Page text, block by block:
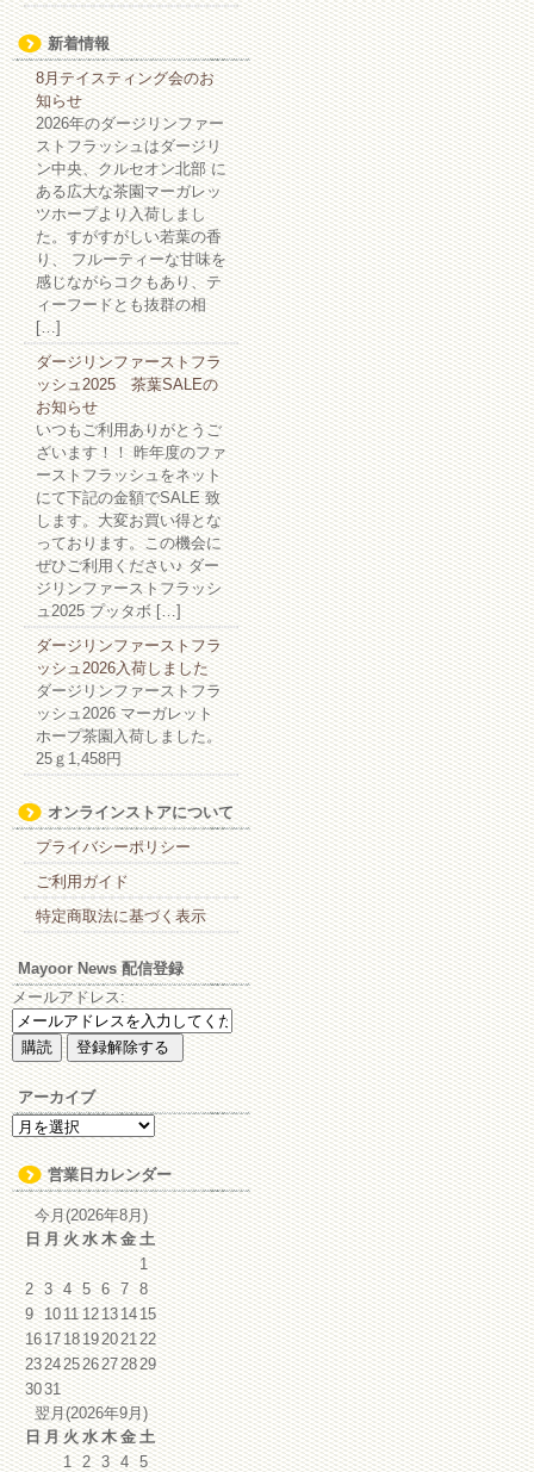
新着情報
8月テイスティング会のお
知らせ
2026年のダージリンファー
ストフラッシュはダージリ
ン中央、クルセオン北部 に
ある広大な茶園マーガレッ
ツホープより入荷しまし
た。すがすがしい若葉の香
り、 フルーティーな甘味を
感じながらコクもあり、テ
ィーフードとも抜群の相
[…]
ダージリンファーストフラ
ッシュ2025 茶葉SALEの
お知らせ
いつもご利用ありがとうご
ざいます！！ 昨年度のファ
ーストフラッシュをネット
にて下記の金額でSALE 致
します。大変お買い得とな
っております。この機会に
ぜひご利用ください♪ ダー
ジリンファーストフラッシ
ュ2025 プッタボ […]
ダージリンファーストフラ
ッシュ2026入荷しました
ダージリンファーストフラ
ッシュ2026 マーガレット
ホープ茶園入荷しました。
25ｇ1,458円
オンラインストアについて
プライバシーポリシー
ご利用ガイド
特定商取法に基づく表示
Mayoor News 配信登録
メールアドレス:
アーカイブ
ア
ー
カ
イ
ブ
営業日カレンダー
今月(2026年8月)
日 月 火 水 木 金 土
1
2 3 4 5 6 7 8
9 1011 12131415
16171819202122
23242526272829
3031
翌月(2026年9月)
日 月 火 水 木 金 土
1 2 3 4 5